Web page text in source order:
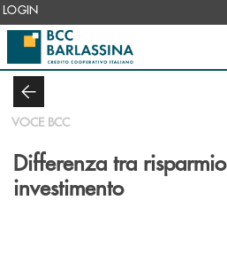
Salta al contenuto principale
LOGIN
VOCE BCC
Differenza tra
investimento